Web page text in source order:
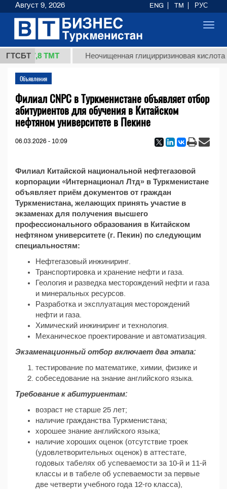
ГТСБТ37,8 ТМТ Неочищенная глицирризиновая кислота
Объявления
Филиал CNPC в Туркменистане объявляет отбор
абитуриентов для обучения в Китайском
нефтяном университете в Пекине
06.03.2026 - 10:09
Филиал Китайской национальной нефтегазовой
корпорации «Интернационал Лтд» в Туркменистане
объявляет приём документов от граждан
Туркменистана, желающих принять участие в
экзаменах для получения высшего
профессионального образования в Китайском
нефтяном университете (г. Пекин) по следующим
специальностям:
Нефтегазовый инжиниринг.
Транспортировка и хранение нефти и газа.
Геология и разведка месторождений нефти и газа
и минеральных ресурсов.
Разработка и эксплуатация месторождений
нефти и газа.
Химический инжиниринг и технология.
Механическое проектирование и автоматизация.
Экзаменационный отбор включает два этапа:
тестирование по математике, химии, физике и
собеседование на знание английского языка.
Требование к абитуриентам:
возраст не старше 25 лет;
наличие гражданства Туркменистана;
хорошее знание английского языка;
наличие хороших оценок (отсутствие троек
(удовлетворительных оценок) в аттестате,
годовых табелях об успеваемости за 10-й и 11-й
классы и в табеле об успеваемости за первые
две четверти учебного года 12-го класса),
Август 9, 2026 ENG TM РУС